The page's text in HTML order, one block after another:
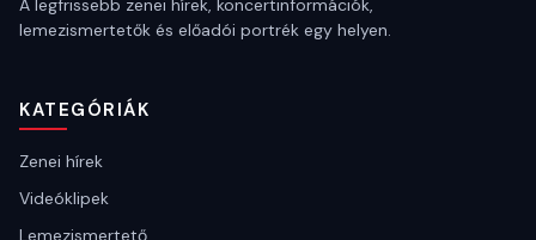
A legfrissebb zenei hírek, koncertinformációk,
lemezismertetők és előadói portrék egy helyen.
KATEGÓRIÁK
Zenei hírek
Videóklipek
Lemezismertető